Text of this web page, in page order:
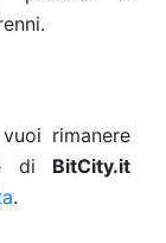
rimanere
di BitCity.it
.